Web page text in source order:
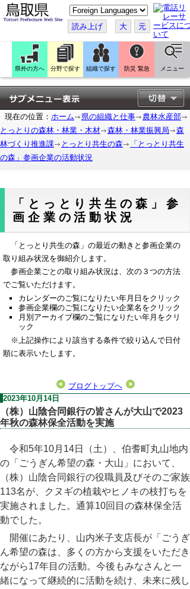
こ
の
ペ
ー
ジ
翻
訳
す
る
読み上げ 大 元
県外の方へ 分野で探す 組織で探す 防災 緊急 メニュー
現在の位置： ホーム 県の組織と仕事
農林水産部
とっとりの森林・林業・木材
森林・林業振興局
森
林づくり推進課
とっとり共生の森
「とっとり共生
の森」参画企業の活動状況
「とっとり共生の森」参
画企業の活動状況
「とっとり共生の森」の最近の動きと参画企業の
取り組み状況を御紹介します。
参画企業ごとの取り組み状況は、次の３つの方法
でご覧いただけます。
カレンダーのご覧になりたい年月日をクリック
参画企業欄のご覧になりたい企業名をクリック
月別アーカイブ欄のご覧になりたい年月をクリ
ック
※上記操作により該当する条件で絞り込んで日付
順に表示いたします。
ブログトップへ
2023年10月14日
（株）山陰合同銀行の皆さんが大山で2023
年秋の森林保全活動を実施
令和5年10月 14日（土）、伯耆町丸山地内
の「ごうぎん希望の森・大山」において、
（株）山陰合同銀行の役職員及びそのご家族
113名が、クヌギの植栽やヒノキの枝打ちを
実施されました。通算10回目の森林保全活
動でした。
開催にあたり、山内米子支店長が「ごうぎ
ん希望の森は、多くの方から支援をいただき
ながら17年目の活動。今後もみなさんと一
緒になって継続的に活動を続け、未来に残し